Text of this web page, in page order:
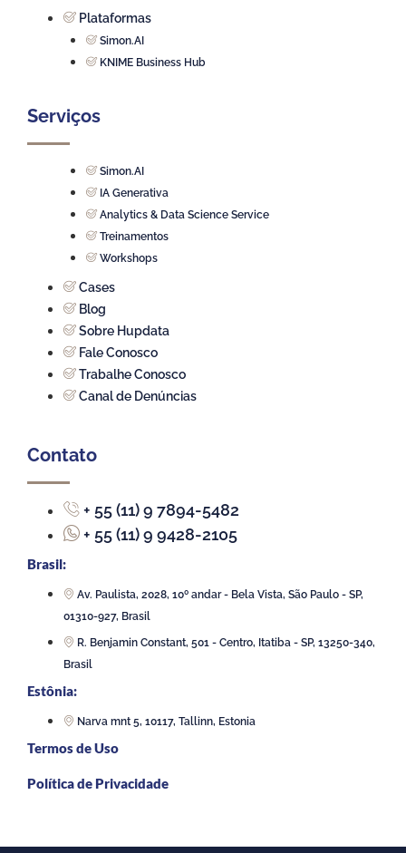
Plataformas
Simon.AI
KNIME Business Hub
Serviços
Simon.AI
IA Generativa
Analytics & Data Science Service
Treinamentos
Workshops
Cases
Blog
Sobre Hupdata
Fale Conosco
Trabalhe Conosco
Canal de Denúncias
Contato
+ 55 (11) 9 7894-5482
+ 55 (11) 9 9428-2105
Brasil:
Av. Paulista, 2028, 10º andar - Bela Vista, São Paulo - SP,
01310-927, Brasil
R. Benjamin Constant, 501 - Centro, Itatiba - SP, 13250-340,
Brasil
Estônia:
Narva mnt 5, 10117, Tallinn, Estonia
Termos de Uso
Política de Privacidade